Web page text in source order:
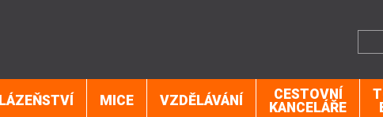
LÁZEŇSTVÍ MICE VZDĚLÁVÁNÍ
CESTOVNÍ
KANCELÁŘE